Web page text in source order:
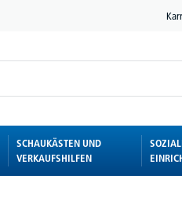
SCHAUKÄSTEN UND
VERKAUFSHILFEN